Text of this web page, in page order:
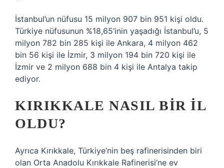
İstanbul’un nüfusu 15 milyon 907 bin 951 kişi oldu.
Türkiye nüfusunun %18,65’inin yaşadığı İstanbul’u, 5
milyon 782 bin 285 kişi ile Ankara, 4 milyon 462
bin 56 kişi ile İzmir, 3 milyon 194 bin 720 kişi ile
İzmir ve 2 milyon 688 bin 4 kişi ile Antalya takip
ediyor.
KIRIKKALE NASIL BIR IL
OLDU?
Ayrıca Kırıkkale, Türkiye’nin beş rafinerisinden biri
olan Orta Anadolu Kırıkkale Rafinerisi’ne ev